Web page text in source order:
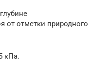
от отметки природного
кПа.